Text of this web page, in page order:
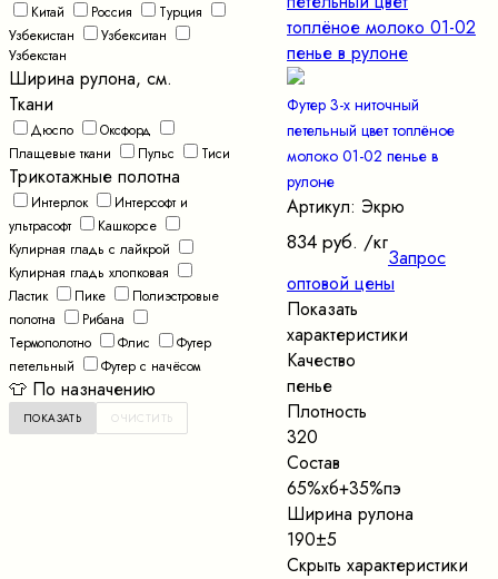
Китай Россия
Турция
Узбекистан
Узбекситан
Узбекстан
Ширина рулона, см.
Ткани
Дюспо
Оксфорд
Плащевые ткани
Пульс Тиси
Трикотажные полотна
Интерлок
Интерсофт и
ультрасофт
Кашкорсе
Кулирная гладь с лайкрой
Кулирная гладь хлопковая
Ластик
Пике
Полиэстровые
полотна
Рибана
Термополотно
Флис
Футер
петельный
Футер с начёсом
👕 По назначению
Футер 3-х ниточный
петельный цвет топлёное
молоко 01-02 пенье в
рулоне
Артикул: Экрю
834 руб. /кг
Запрос
оптовой цены
Показать
характеристики
Качество
пенье
Плотность
320
Состав
65%хб+35%пэ
Ширина рулона
190±5
Скрыть характеристики